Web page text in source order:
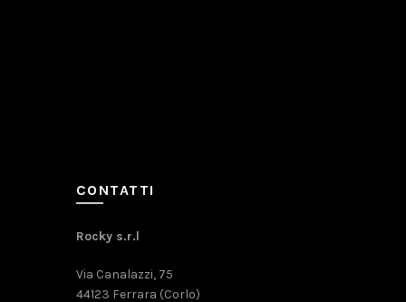
CONTATTI
Rocky s.r.l
Via Canalazzi, 75
44123 Ferrara (Corlo)